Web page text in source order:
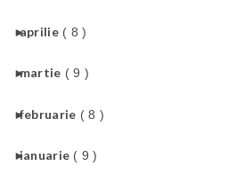
►
aprilie ( 8 )
►
martie ( 9 )
►
februarie ( 8 )
►
ianuarie ( 9 )